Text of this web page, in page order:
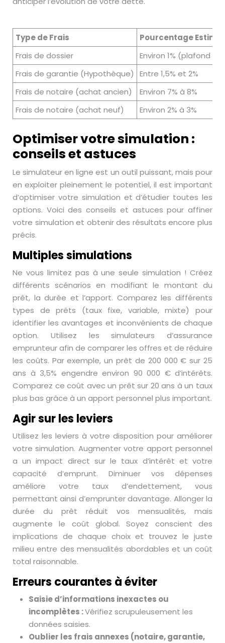
Type de Frais
Pourcentage
Frais de dossier
Environ 1% (plafond
Frais de garantie (Hypothèque)
Entre 1,5% et 2%
Frais de notaire (achat ancien)
Environ 7% à 8%
Frais de notaire (achat neuf)
Environ 2% à 3%
Optimiser votre simulation :
conseils et astuces
Le simulateur en ligne est un outil puissant, mais pour
en exploiter pleinement le potentiel, il est important
d’optimiser votre simulation et d’étudier toutes les
options. Voici des conseils et astuces pour affiner
votre simulation et obtenir des résultats encore plus
précis.
Multiples simulations
Ne vous limitez pas à une seule simulation ! Créez
différents scénarios en modifiant le montant du
prêt, la durée et l’apport. Comparez les différents
types de prêts (taux fixe, variable, mixte) pour
identifier les avantages et inconvénients de chaque
option. Utilisez les simulateurs d’assurance
emprunteur afin de comparer les offres et de réduire
les coûts. Par exemple, un prêt de 200 000 € sur 25
ans à 3,5% engendre environ 90 000 € d’intérêts.
Comparez ce coût avec un prêt sur 20 ans à un taux
plus bas grâce à un apport personnel plus important.
Agir sur les leviers
Utilisez les leviers à votre disposition pour améliorer
votre simulation. Augmenter votre apport personnel
a un impact direct sur le taux d’intérêt et votre
capacité d’emprunt. Diminuer vos dépenses
améliore votre taux d’endettement, vous
permettant ainsi d’emprunter davantage. Allonger la
durée du prêt réduit vos mensualités, mais
augmente le coût global. Soyez conscient des
implications de chaque choix et trouvez le juste
milieu entre des mensualités abordables et un coût
total raisonnable.
Erreurs courantes à éviter
Saisie d’informations inexactes ou
incomplètes :Vérifiez scrupuleusement les
données saisies.
Oublier les frais annexes (notaire, garantie,